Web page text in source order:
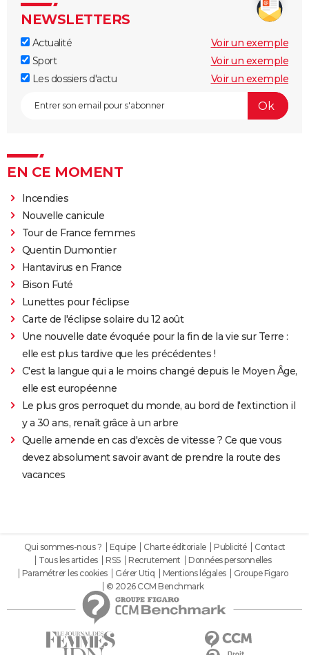
NEWSLETTERS
Actualité
Voir un exemple
Sport
Voir un exemple
Les dossiers d'actu
Voir un exemple
EN CE MOMENT
Incendies
Nouvelle canicule
Tour de France femmes
Quentin Dumontier
Hantavirus en France
Bison Futé
Lunettes pour l'éclipse
Carte de l'éclipse solaire du 12 août
Une nouvelle date évoquée pour la fin de la vie sur Terre :
elle est plus tardive que les précédentes !
C'est la langue qui a le moins changé depuis le Moyen Âge,
elle est européenne
Le plus gros perroquet du monde, au bord de l'extinction il
y a 30 ans, renaît grâce à un arbre
Quelle amende en cas d'excès de vitesse ? Ce que vous
devez absolument savoir avant de prendre la route des
vacances
Qui sommes-nous ? Equipe Charte éditoriale Publicité
Contact
Tous les articles
RSS Recrutement
Données personnelles
Paramétrer les cookies
Gérer Utiq Mentions légales
Groupe Figaro
© 2026 CCM Benchmark